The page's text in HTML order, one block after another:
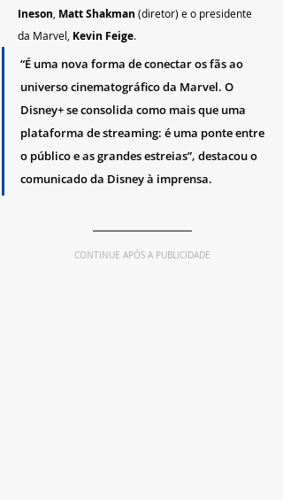
Ineson Matt Shakman (diretor) e o presidente
da Marvel, Kevin Feige.
“É uma nova forma de conectar os fãs ao
universo cinematográfico da Marvel. O
Disney+ se consolida como mais que uma
plataforma de streaming: é uma ponte entre
o público e as grandes estreias”, destacou o
comunicado da Disney à imprensa.
CONTINUE APÓS A PUBLICIDADE